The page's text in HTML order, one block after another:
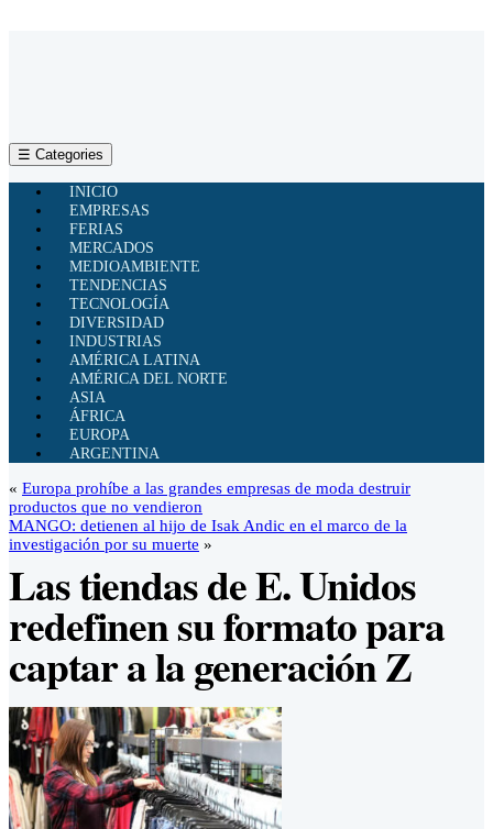
☰ Categories
INICIO
EMPRESAS
FERIAS
MERCADOS
MEDIOAMBIENTE
TENDENCIAS
TECNOLOGÍA
DIVERSIDAD
INDUSTRIAS
AMÉRICA LATINA
AMÉRICA DEL NORTE
ASIA
ÁFRICA
EUROPA
ARGENTINA
« Europa prohíbe a las grandes empresas de moda destruir
productos que no vendieron
MANGO: detienen al hijo de Isak Andic en el marco de la
investigación por su muerte »
Las tiendas de E. Unidos
redefinen su formato para
captar a la generación Z